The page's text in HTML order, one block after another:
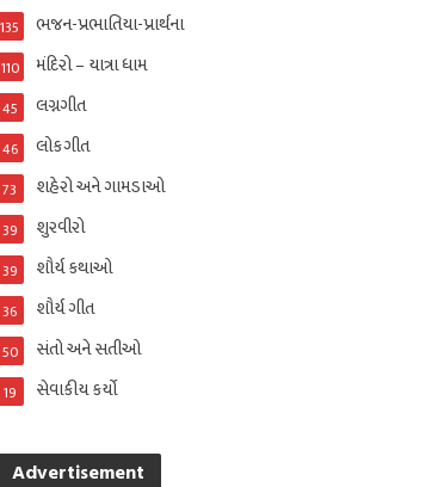
ભજન-પ્રભાતિયા-પ્રાર્થના
135
મંદિરો – યાત્રા ધામ
110
લગ્નગીત
45
લોકગીત
46
શહેરો અને ગામડાઓ
73
શુરવીરો
39
શૌર્ય કથાઓ
39
શૌર્ય ગીત
36
સંતો અને સતીઓ
50
સેવાકીય કર્યો
19
Advertisement